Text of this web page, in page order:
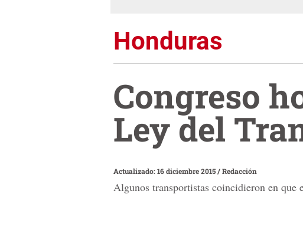
Honduras
Congreso
Ley del
Actualizado: 16 diciembre 2015/Redacción
Algunos transportistas coincidieron en que